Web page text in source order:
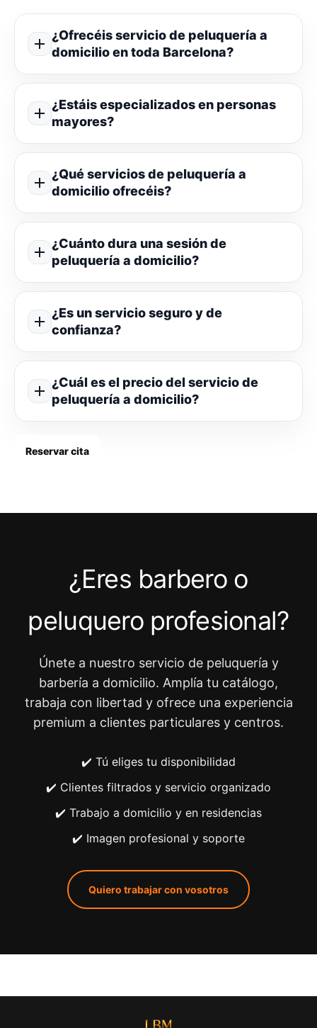
¿Ofrecéis servicio de peluquería a
domicilio en toda Barcelona?
¿Estáis especializados en personas
mayores?
¿Qué servicios de peluquería a
domicilio ofrecéis?
¿Cuánto dura una sesión de
peluquería a domicilio?
¿Es un servicio seguro y de
confianza?
¿Cuál es el precio del servicio de
peluquería a domicilio?
Reservar cita
¿Eres barbero o
peluquero profesional?
Únete a nuestro servicio de peluquería y
barbería a domicilio. Amplía tu catálogo,
trabaja con libertad y ofrece una experiencia
premium a clientes particulares y centros.
✔️ Tú eliges tu disponibilidad
✔️ Clientes filtrados y servicio organizado
✔️ Trabajo a domicilio y en residencias
✔️ Imagen profesional y soporte
Quiero trabajar con vosotros